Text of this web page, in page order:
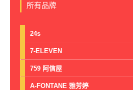
所有品牌
24s
7-ELEVEN
759 阿信屋
A-FONTANE 雅芳婷